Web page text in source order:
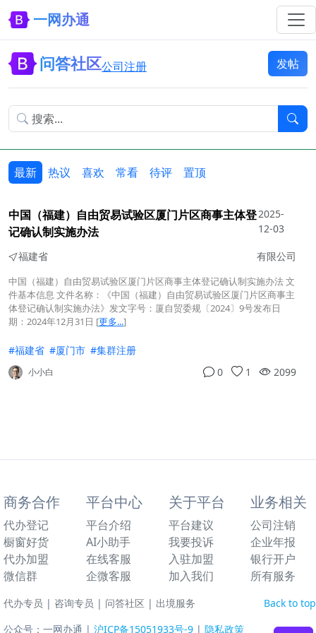
一网办通
问答社区公司注册 发帖
最新 热议 喜欢 常看 待评 置顶
中国（福建）自由贸易试验区厦门片区商事主体登
记确认制实施办法
2025-
12-03
福建省 有限公司
中国（福建）自由贸易试验区厦门片区商事主体登记确认制实施办法 文
件基本信息 文件名称：《中国（福建）自由贸易试验区厦门片区商事主
体登记确认制实施办法》发文字号：厦自贸委规〔2024〕9号发布日
期：2024年12月31日 [更多...]
#福建省 #厦门市 #集群注册
小小白 0 1 2099
商务合作
代办登记
橱窗好货
代办加盟
微信群
平台中心
平台介绍
AI小助手
在线客服
企微客服
关于平台
平台建议
我要投诉
入驻加盟
加入我们
业务相关
公司注销
企业年报
银行开户
所有服务
Back to top
代办专员 | 咨询专员 | 问答社区 | 出境服务
公众号：一网办通 | 沪ICP备15051933号-9 | 隐私政策